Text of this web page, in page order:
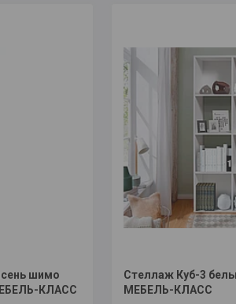
шимо
КЛАСС
Стеллаж Куб-3
МЕБЕЛЬ-КЛАСС